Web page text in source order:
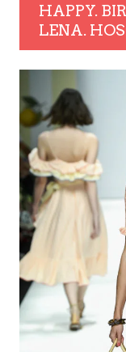
HAPPY.
LENA.